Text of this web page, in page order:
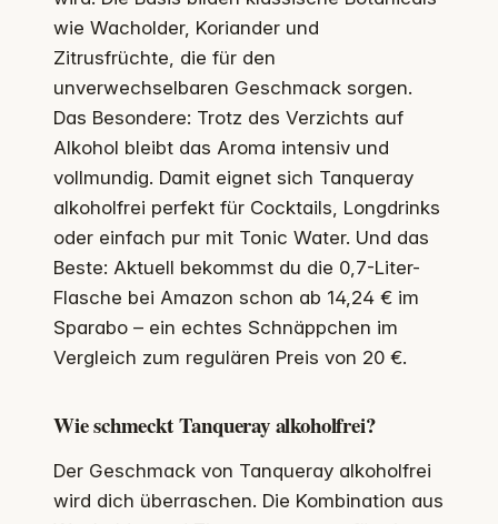
wie Wacholder, Koriander und
Zitrusfrüchte, die für den
unverwechselbaren Geschmack sorgen.
Das Besondere: Trotz des Verzichts auf
Alkohol bleibt das Aroma intensiv und
vollmundig. Damit eignet sich Tanqueray
alkoholfrei perfekt für Cocktails, Longdrinks
oder einfach pur mit Tonic Water. Und das
Beste: Aktuell bekommst du die 0,7-Liter-
Flasche bei Amazon schon ab 14,24 € im
Sparabo – ein echtes Schnäppchen im
Vergleich zum regulären Preis von 20 €.
Wie schmeckt Tanqueray alkoholfrei?
Der Geschmack von Tanqueray alkoholfrei
wird dich überraschen. Die Kombination aus